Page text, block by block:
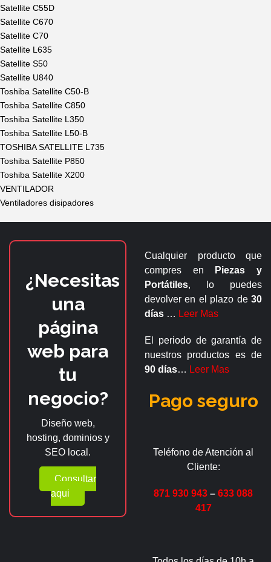
Satellite C55D
Satellite C670
Satellite C70
Satellite L635
Satellite S50
Satellite U840
Toshiba Satellite C50-B
Toshiba Satellite C850
Toshiba Satellite L350
Toshiba Satellite L50-B
TOSHIBA SATELLITE L735
Toshiba Satellite P850
Toshiba Satellite X200
VENTILADOR
Ventiladores disipadores
¿Necesitas
una
página
web para
tu
negocio?
Diseño web,
hosting, dominios y
SEO local.
Consultar
aqui
Cualquier producto que
compres en
Piezas y
Portátiles, lo puedes
devolver en el plazo de 30
días … Leer Mas
El periodo de garantía de
nuestros productos es de
90 días… Leer Mas
Pago seguro
Teléfono de Atención al
Cliente:
871 930 943 – 633 088
417